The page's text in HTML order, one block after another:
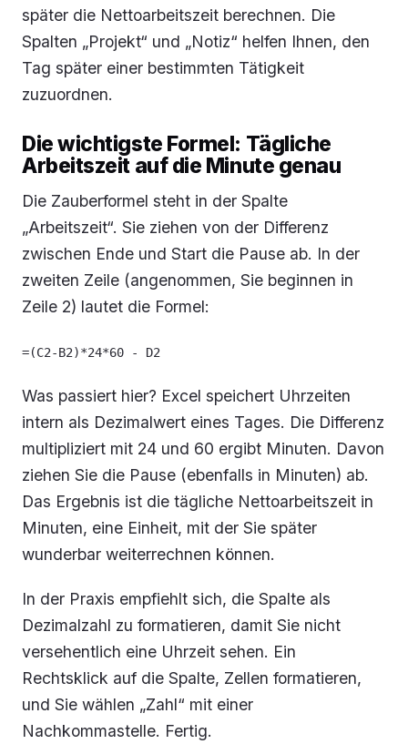
später die Nettoarbeitszeit berechnen. Die
Spalten „Projekt“ und „Notiz“ helfen Ihnen, den
Tag später einer bestimmten Tätigkeit
zuzuordnen.
Die wichtigste Formel: Tägliche
Arbeitszeit auf die Minute genau
Die Zauberformel steht in der Spalte
„Arbeitszeit“. Sie ziehen von der Differenz
zwischen Ende und Start die Pause ab. In der
zweiten Zeile (angenommen, Sie beginnen in
Zeile 2) lautet die Formel:
=(C2-B2)*24*60 - D2
Was passiert hier? Excel speichert Uhrzeiten
intern als Dezimalwert eines Tages. Die Differenz
multipliziert mit 24 und 60 ergibt Minuten. Davon
ziehen Sie die Pause (ebenfalls in Minuten) ab.
Das Ergebnis ist die tägliche Nettoarbeitszeit in
Minuten, eine Einheit, mit der Sie später
wunderbar weiterrechnen können.
In der Praxis empfiehlt sich, die Spalte als
Dezimalzahl zu formatieren, damit Sie nicht
versehentlich eine Uhrzeit sehen. Ein
Rechtsklick auf die Spalte, Zellen formatieren,
und Sie wählen „Zahl“ mit einer
Nachkommastelle. Fertig.